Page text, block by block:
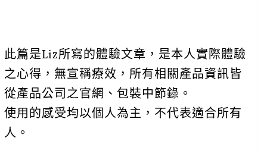
此篇是Liz所寫的體驗文章，是本人實際體驗
之心得，無宣稱療效，所有相關產品資訊皆
從產品公司之官網、包裝中節錄。
使用的感受均以個人為主，不代表適合所有
人。